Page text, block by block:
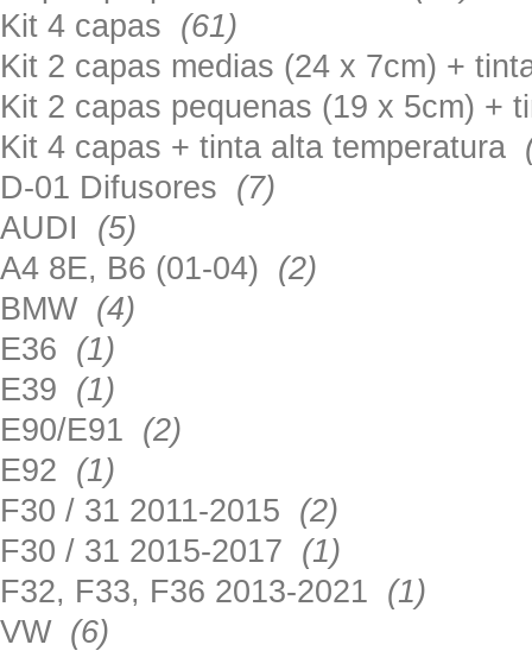
Kit 4 capas (61)
Kit 2 capas medias (24 x 7cm) +
Kit 2 capas pequenas (19 x 5cm) +
Kit 4 capas + tinta alta temperatura
D-01 Difusores (7)
AUDI (5)
A4 8E, B6 (01-04) (2)
BMW (4)
E36 (1)
E39 (1)
E90/E91 (2)
E92 (1)
F30 / 31 2011-2015 (2)
F30 / 31 2015-2017 (1)
F32, F33, F36 2013-2021 (1)
VW (6)